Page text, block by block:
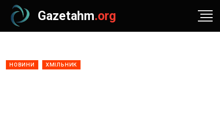
Gazetahm.org
НОВИНИ ХМІЛЬНИК